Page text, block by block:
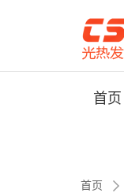
首页
首页